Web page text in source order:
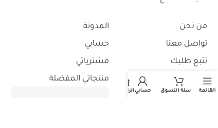
من نحن
تواصل معنا
تتبع طلبك
استثمر معنا
المدونة
حسابي
مشترياتي
منتجاتي المفضلة
القائمة سلة التسوق حسابيالرئيسية